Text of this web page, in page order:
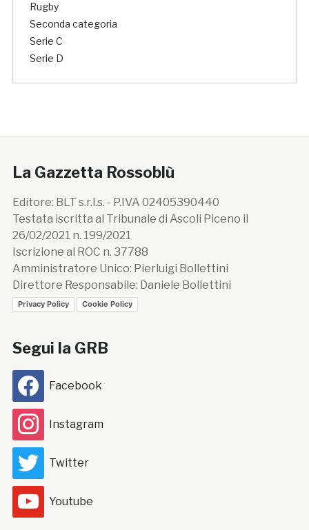
Rugby
Seconda categoria
Serie C
Serie D
La Gazzetta Rossoblù
Editore: BLT s.r.l.s. - P.IVA 02405390440
Testata iscritta al Tribunale di Ascoli Piceno il
26/02/2021 n. 199/2021
Iscrizione al ROC n. 37788
Amministratore Unico: Pierluigi Bollettini
Direttore Responsabile: Daniele Bollettini
Privacy Policy Cookie Policy
Segui la GRB
Facebook
Instagram
Twitter
Youtube